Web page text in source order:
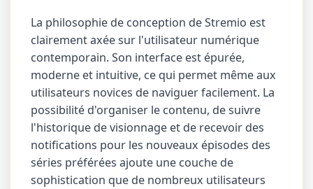
La philosophie de conception de Stremio est
clairement axée sur l'utilisateur numérique
contemporain. Son interface est épurée,
moderne et intuitive, ce qui permet même aux
utilisateurs novices de naviguer facilement. La
possibilité d'organiser le contenu, de suivre
l'historique de visionnage et de recevoir des
notifications pour les nouveaux épisodes des
séries préférées ajoute une couche de
sophistication que de nombreux utilisateurs